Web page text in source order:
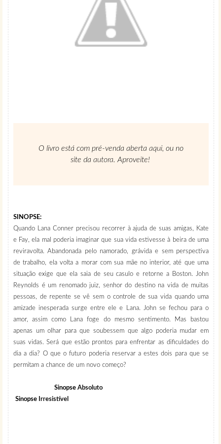
O livro está com pré-venda abertaaqui, ou no
site da autora. Aproveite!
SINOPSE:
Quando Lana Conner precisou recorrer à ajuda de suas amigas, Kate
e Fay, ela mal poderia imaginar que sua vida estivesse à beira de uma
reviravolta. Abandonada pelo namorado, grávida e sem perspectiva
de trabalho, ela volta a morar com sua mãe no interior, até que uma
situação exige que ela saia de seu casulo e retorne a Boston. John
Reynolds é um renomado juiz, senhor do destino na vida de muitas
pessoas, de repente se vê sem o controle de sua vida quando uma
amizade inesperada surge entre ele e Lana. John se fechou para o
amor, assim como Lana foge do mesmo sentimento. Mas bastou
apenas um olhar para que soubessem que algo poderia mudar em
suas vidas. Será que estão prontos para enfrentar as dificuldades do
dia a dia? O que o futuro poderia reservar a estes dois para que se
permitam a chance de um novo começo?
Sinopse Absoluto
Sinopse Irresistível